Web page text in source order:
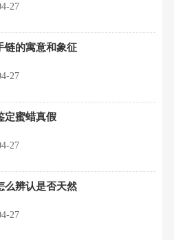
27
链的寓意和象征
27
定蜜蜡真假
27
么辨认是否天然
27